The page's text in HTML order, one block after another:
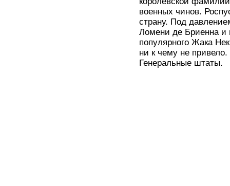
военных чинов.
страну. Под
Ломени де Бриенна и
популярного Жака
ни к чему не
Генеральные штаты.